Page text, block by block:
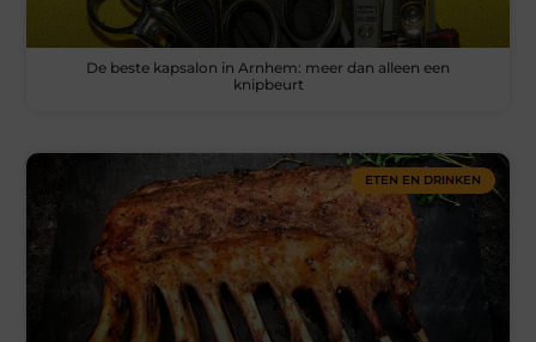
De beste kapsalon in Arnhem: meer dan alleen een
knipbeurt
ETEN EN DRINKEN